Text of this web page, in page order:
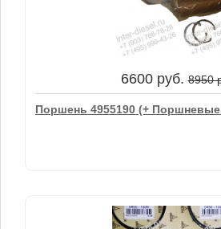
1975 руб.2350
Элемент Фильтрующий
В корзину
6600 руб.8950
Поршень 4955190 (+